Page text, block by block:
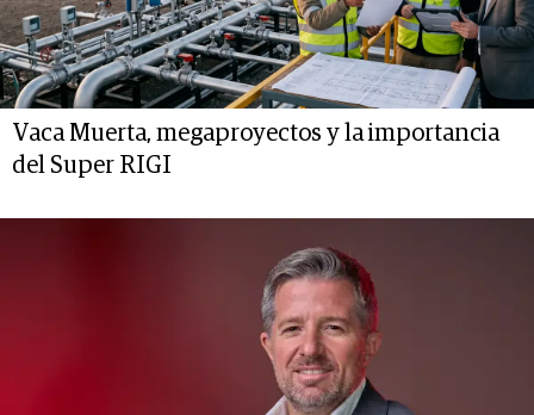
Vaca Muerta, megaproyectos y la importancia
del Super RIGI